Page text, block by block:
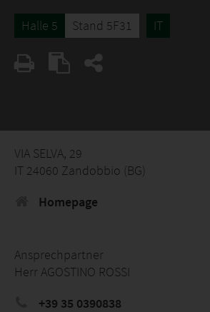
Halle 5 Stand 5F31 IT
VIA SELVA, 29
IT 24060 Zandobbio (BG)
Homepage
Ansprechpartner
Herr AGOSTINO ROSSI
+39 35 0390838